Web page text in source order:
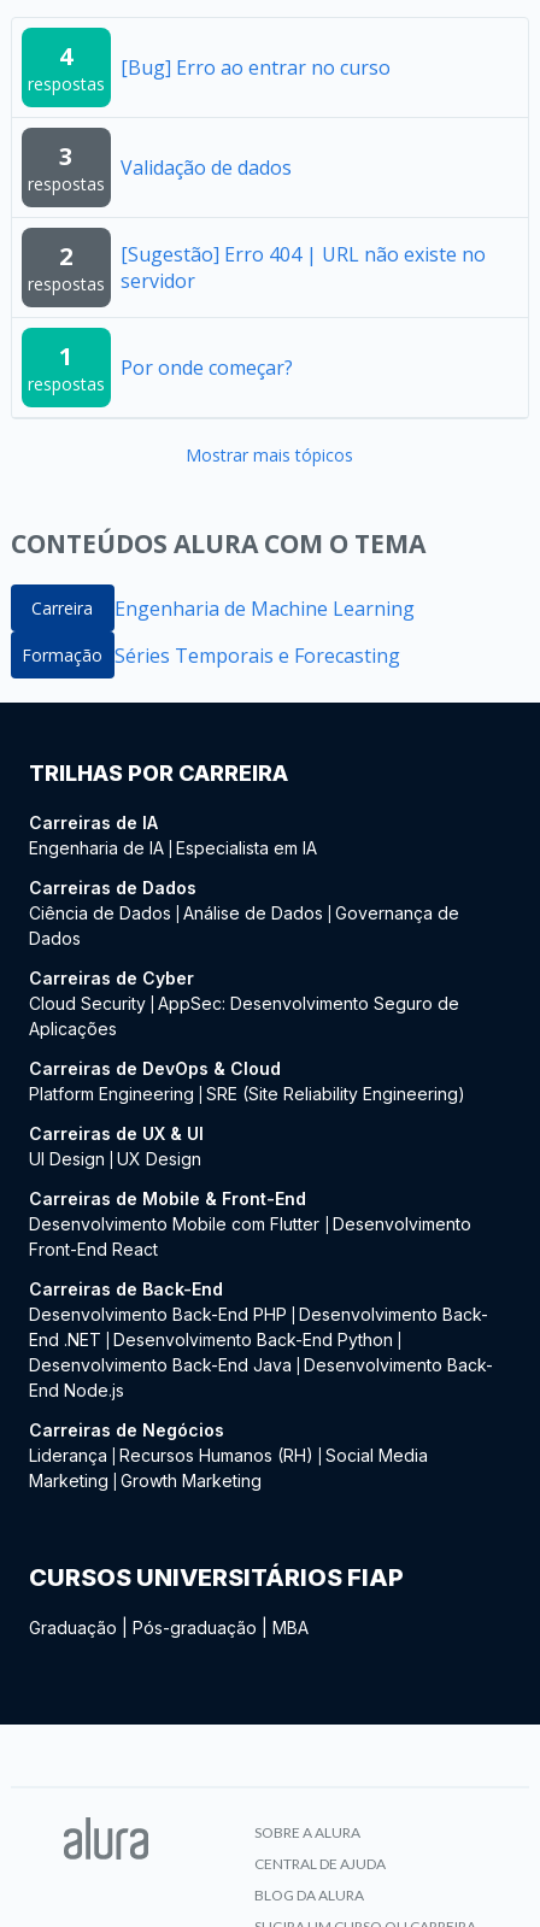
4
respostas
[Bug] Erro ao entrar no curso
3
respostas
Validação de dados
2
respostas
[Sugestão] Erro 404 | URL não existe no
servidor
1
respostas
Por onde começar?
Mostrar mais tópicos
CONTEÚDOS ALURA COM O TEMA
Carreira Engenharia de Machine Learning
Formação Séries Temporais e Forecasting
TRILHAS POR CARREIRA
Carreiras de IA
Engenharia de IA Especialista em IA
Carreiras de Dados
Ciência de Dados
Análise de Dados
Governança de
Dados
Carreiras de Cyber
Cloud Security AppSec: Desenvolvimento Seguro de
Aplicações
Carreiras de DevOps & Cloud
Platform Engineering
SRE (Site Reliability Engineering)
Carreiras de UX & UI
UI Design
UX Design
Carreiras de Mobile & Front-End
Desenvolvimento Mobile com Flutter
Desenvolvimento
Front-End React
Carreiras de Back-End
Desenvolvimento Back-End PHP
Desenvolvimento Back-
End .NET
Desenvolvimento Back-End Python
Desenvolvimento Back-End Java
Desenvolvimento Back-
End Node.js
Carreiras de Negócios
Liderança
Recursos Humanos (RH)
Social Media
Marketing
Growth Marketing
CURSOS UNIVERSITÁRIOS FIAP
Graduação Pós-graduação MBA
SOBRE A ALURA
CENTRAL DE AJUDA
BLOG DA ALURA